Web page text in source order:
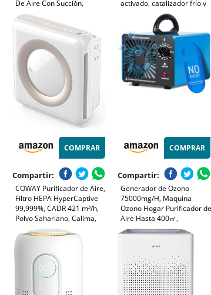
De Aire Con Succión,
Fórmula con Extractos
Vegetales Para el Hogar y la
Oficina
activado, catalizador frío y
generador de iones
negativos. Contra las
alergias y los olores (CADR
218, 40 m²)
COMPRAR
Compartir:
COWAY Purificador de Aire,
Filtro HEPA HyperCaptive
99,999%, CADR 421 m³/h,
Polvo Sahariano, Calima,
Polen, Alergias, Mascotas,
Modo Eco, Wirecutter Top
Mighty AP-1512HH, Blanco
COMPRAR
Compartir:
Generador de Ozono
75000mg/H, Maquina
Ozono Hogar Purificador de
Aire Hasta 400㎡,
Profesional O3 Ozonizador
Min para Hogar Coche
Hotel